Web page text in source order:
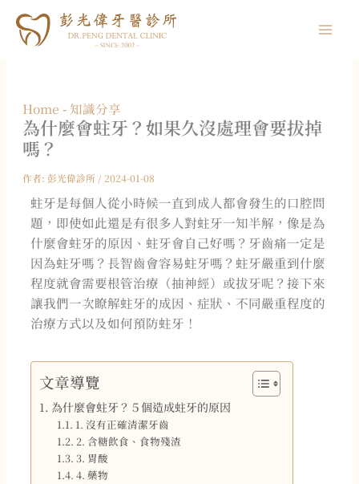
Home - 知識分享
為什麼會蛀牙？如果久沒處理會要拔掉
嗎？
作者: 彭光偉診所 / 2024-01-08
蛀牙是每個人從小時候一直到成人都會發生的口腔問
題，即使如此還是有很多人對蛀牙一知半解，像是為
什麼會蛀牙的原因、蛀牙會自己好嗎？牙齒痛一定是
因為蛀牙嗎？長智齒會容易蛀牙嗎？蛀牙嚴重到什麼
程度就會需要根管治療（抽神經）或拔牙呢？接下來
讓我們一次瞭解蛀牙的成因、症狀、不同嚴重程度的
治療方式以及如何預防蛀牙！
文章導覽
為什麼會蛀牙？５個造成蛀牙的原因
1. 沒有正確清潔牙齒
2. 含糖飲食、食物殘渣
3. 胃酸
4. 藥物